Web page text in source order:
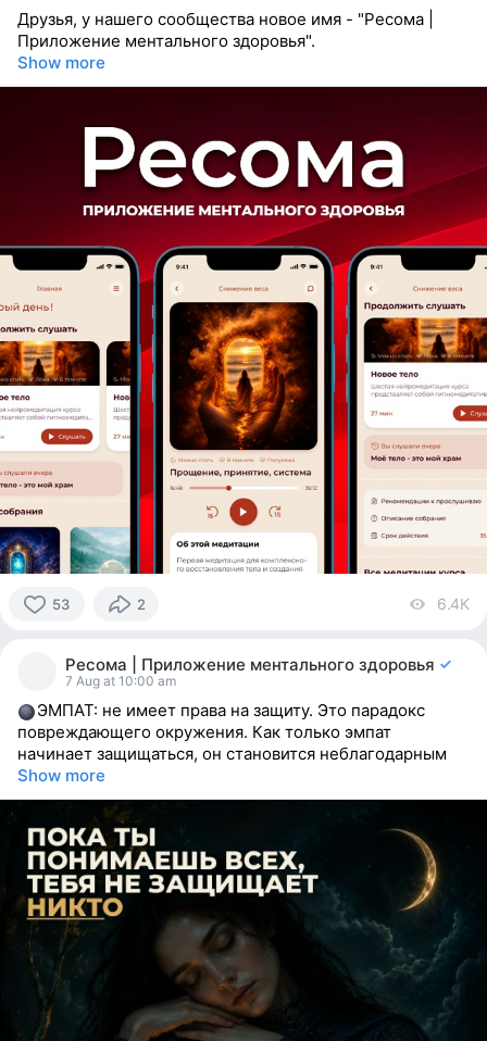
Друзья, у нашего сообщества новое имя - "Ресома |
Приложение ментального здоровья".
Show more
53 2 6.4K
Ресома | Приложение ментального здоровья
7 Aug at 10:00 am
ЭМПАТ: не имеет права на защиту. Это парадокс
повреждающего окружения. Как только эмпат
начинает защищаться, он становится неблагодарным
Show more